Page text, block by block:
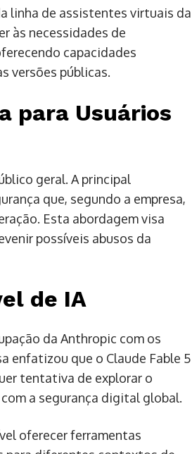
linha de assistentes virtuais da
às necessidades de
capacidades
versões públicas.
para Usuários
geral. A principal
que, segundo a empresa,
Esta abordagem visa
possíveis abusos da
de IA
da Anthropic com os
enfatizou que o Claude Fable 5
tentativa de explorar o
a segurança digital global.
oferecer ferramentas